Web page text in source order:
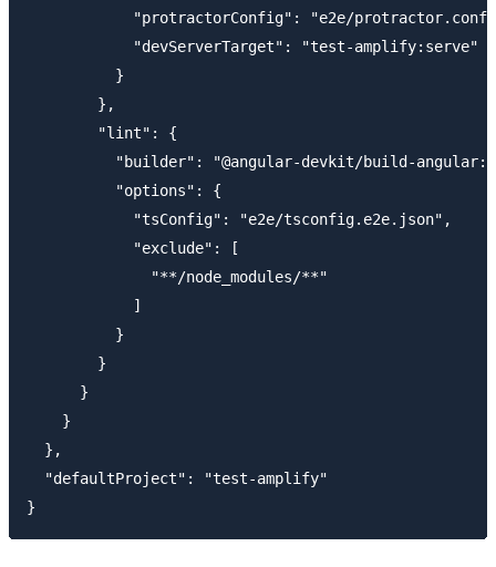
"protractorConfig": "e2e/
            "devServerTarget": "test-amplify:serve"
          }
        },
        "lint": {
"builder": "@angular-devkit/build-
          "options": {
            "tsConfig": "e2e/tsconfig.e2e.json",
            "exclude": [
              "**/node_modules/**"
            ]
          }
        }
      }
    }
  },
  "defaultProject": "test-amplify"